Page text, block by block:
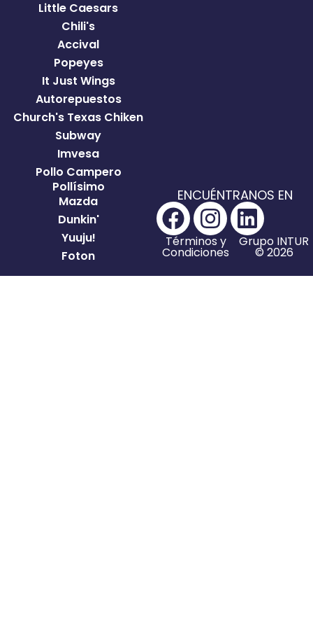
Little Caesars
Chili's
Accival
Popeyes
It Just Wings
Autorepuestos
Church's Texas Chiken
Subway
Imvesa
Pollo Campero
Pollísimo
Mazda
Dunkin'
Yuuju!
Foton
ENCUÉNTRANOS EN
Términos y
Condiciones
Grupo INTUR
© 2026